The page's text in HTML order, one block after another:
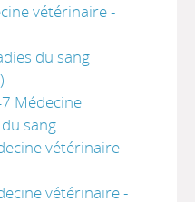
vétérinaire -
du sang
Médecine
sang
vétérinaire -
vétérinaire -